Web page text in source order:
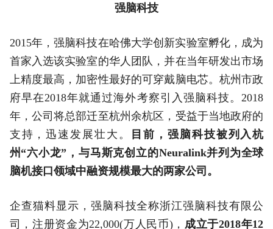
强脑科技
2015年，强脑科技在哈佛大学创新实验室孵化，成为
首家入选该实验室的华人团队，并在当年研发出市场
上精度最高，加密性最好的可穿戴脑电芯。杭州市政
府早在2018年就通过海外考察引入强脑科技。2018
年，公司将总部迁至杭州余杭区，受益于当地政府的
支持，迅速发展壮大。
目前，强脑科技被列入杭
州“六小龙”，与马斯克创立的Neuralink并列为全球
脑机接口领域中融资规模最大的两家公司。
企查猫料显示，强脑科技全称浙江强脑科技有限公
司，注册资金为22,000(万人民币)， 成立于2018年12